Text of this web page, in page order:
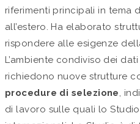
riferimenti principali in tema
all’estero. Ha elaborato
rispondere alle esigenze
L’ambiente condiviso dei
richiedono nuove strutture
procedure di selezione,
di lavoro sulle quali lo